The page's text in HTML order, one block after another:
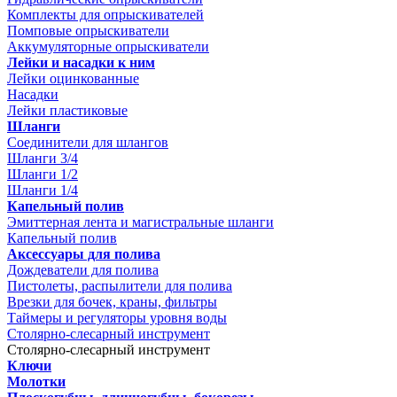
Комплекты для опрыскивателей
Помповые опрыскиватели
Аккумуляторные опрыскиватели
Лейки и насадки к ним
Лейки оцинкованные
Насадки
Лейки пластиковые
Шланги
Соединители для шлангов
Шланги 3/4
Шланги 1/2
Шланги 1/4
Капельный полив
Эмиттерная лента и магистральные шланги
Капельный полив
Аксессуары для полива
Дождеватели для полива
Пистолеты, распылители для полива
Врезки для бочек, краны, фильтры
Таймеры и регуляторы уровня воды
Столярно-слесарный инструмент
Столярно-слесарный инструмент
Ключи
Молотки